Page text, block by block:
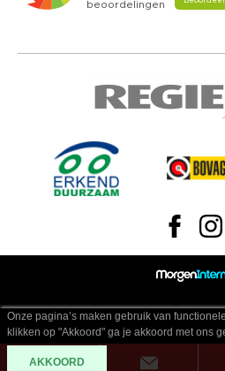
Onze pagina’s maken gebruik van
klikken op "Akkoord" ga je akkoord met ons
AKKOORD